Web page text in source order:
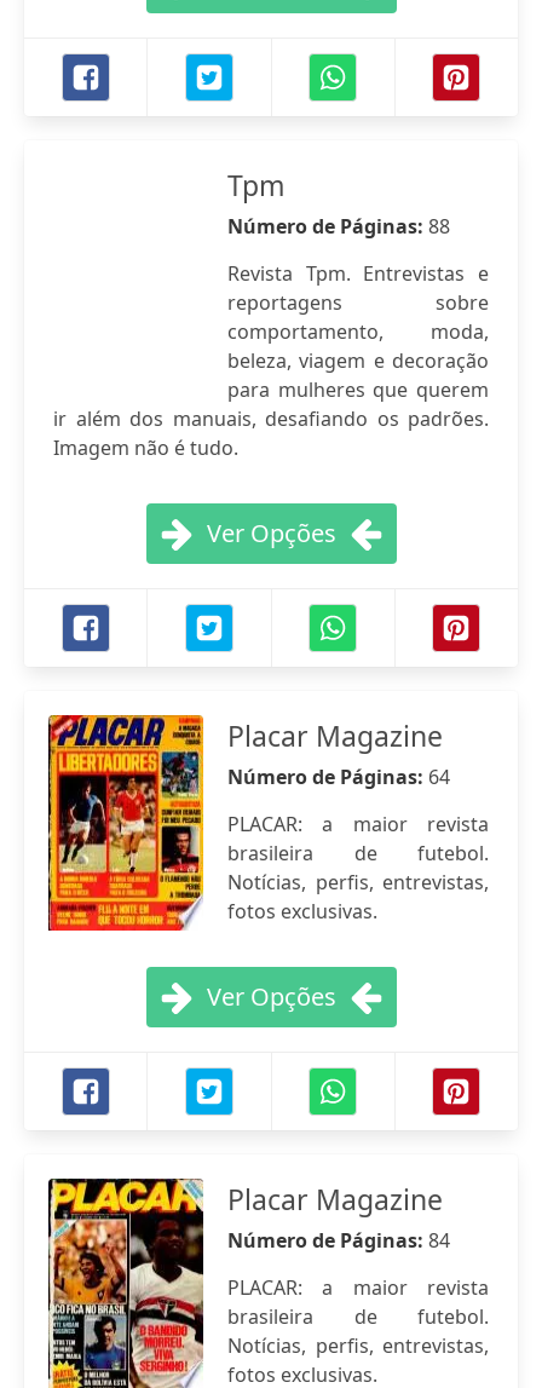
Tpm
Número de Páginas: 88
Revista Tpm. Entrevistas e
reportagens sobre
comportamento, moda,
beleza, viagem e decoração
para mulheres que querem
ir além dos manuais, desafiando os padrões.
Imagem não é tudo.
Ver Opções
Placar Magazine
Número de Páginas: 64
PLACAR: a maior revista
brasileira de futebol.
Notícias, perfis, entrevistas,
fotos exclusivas.
Ver Opções
Placar Magazine
Número de Páginas: 84
PLACAR: a maior revista
brasileira de futebol.
Notícias, perfis, entrevistas,
fotos exclusivas.